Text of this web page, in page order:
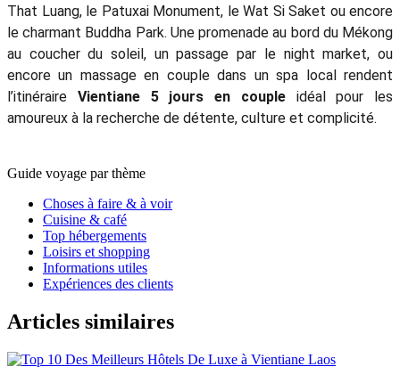
That Luang, le Patuxai Monument, le Wat Si Saket ou encore
le charmant Buddha Park. Une promenade au bord du Mékong
au coucher du soleil, un passage par le night market, ou
encore un massage en couple dans un spa local rendent
l’itinéraire Vientiane 5 jours en coupleidéal pour les
amoureux à la recherche de détente, culture et complicité.
Guide voyage par thème
Choses à faire & à voir
Cuisine & café
Top hébergements
Loisirs et shopping
Informations utiles
Expériences des clients
Articles similaires